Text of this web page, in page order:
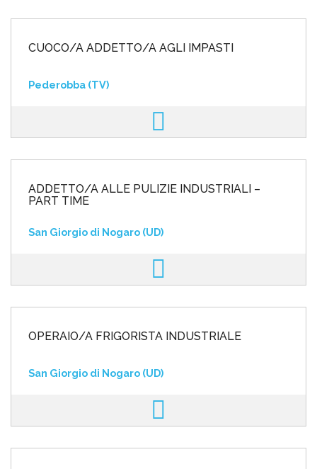
CUOCO/A ADDETTO/A AGLI IMPASTI
Pederobba (TV)
ADDETTO/A ALLE PULIZIE INDUSTRIALI –
PART TIME
San Giorgio di Nogaro (UD)
OPERAIO/A FRIGORISTA INDUSTRIALE
San Giorgio di Nogaro (UD)